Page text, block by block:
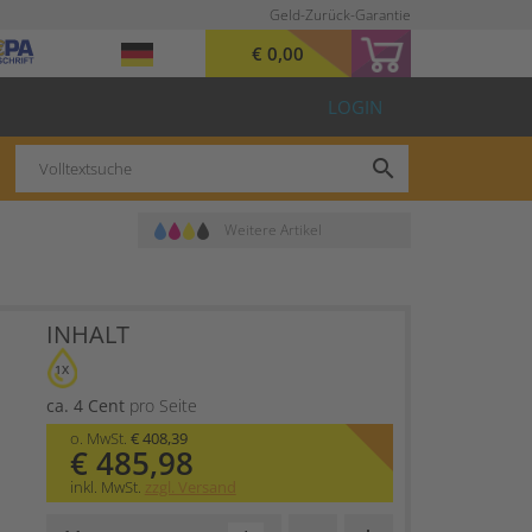
Geld-Zurück-Garantie
€ 0,00
LOGIN
search
Weitere Artikel
INHALT
1X
ca. 4 Centpro Seite
o. MwSt. € 408,39
€ 485,98
inkl. MwSt. zzgl. Versand